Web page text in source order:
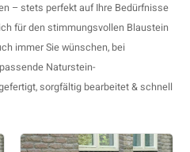
– stets perfekt auf Ihre Bedürfnisse
für den stimmungsvollen Blaustein
immer Sie wünschen, bei
Naturstein-
sorgfältig bearbeitet & schnell